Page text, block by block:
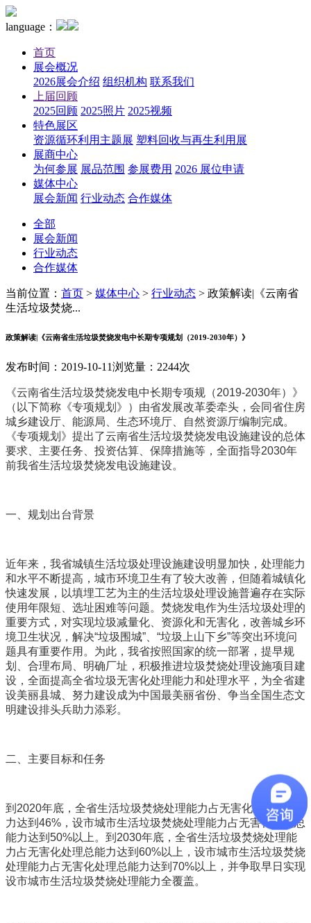
language：
首页
展会概况
2026展会介绍 组织机构 联系我们
上届回顾
2025回顾 2025照片 2025视频
特色展区
资源循环利用主题展 塑料回收与再生利用展
展商中心
为何参展 展品范围 参展费用 2026 展位申请
媒体中心
展会新闻 行业动态 合作媒体
全部
展会新闻
行业动态
合作媒体
当前位置： 首页 > 媒体中心 > 行业动态 > 政策解读|《云南省
生活垃圾焚烧...
政策解读|《云南省生活垃圾焚烧发电中长期专项规划（2019-2030年）》
发布时间：2019-10-11浏览量：2244次
《云南省生活垃圾焚烧发电中长期专项规（2019-2030年）》
（以下简称《专项规划》）由省发展改革委牵头，会同省住房
城乡建设厅、能源局、生态环境厅、自然资源厅编制完成。
《专项规划》提出了云南省生活垃圾焚烧发电设施建设的总体
要求、主要任务、投资估算、保障措施等，全面指导2030年
前我省生活垃圾焚烧发电设施建设。
一、规划出台背景
近年来，我省城镇生活垃圾处理设施建设明显加快，处理能力
和水平不断提高，城市环境卫生有了较大改善，但随着城镇化
快速发展，以填埋工艺为主的生活垃圾处理设施普遍存在实际
使用年限短、选址困难等问题。焚烧发电作为生活垃圾处理的
重要方式，对实现垃圾减量化、资源化和无害化，改善城乡环
境卫生状况，解决“垃圾围城”、“垃圾上山下乡”等突出环境问
题具有重要作用。为此，我省按照国家的统一部署，提早规
划、合理布局、明确厂址，积极推进垃圾焚烧处理设施项目建
设，全面提高全省垃圾无害化处理能力和处理水平，为全省建
设美丽县城、努力建设成为中国最美丽省份、争当全国生态文
明建设排头兵助力添彩。
二、主要目标和任务
到2020年底，全省生活垃圾焚烧处理能力占无害化处理总能
力达到46%，设市城市生活垃圾焚烧处理能力占无害化处理总
能力达到50%以上。到2030年底，全省生活垃圾焚烧处理能
力占无害化处理总能力达到60%以上，设市城市生活垃圾焚烧
处理能力占无害化处理总能力达到70%以上，并争取早日实现
设市城市生活垃圾焚烧处理能力全覆盖。